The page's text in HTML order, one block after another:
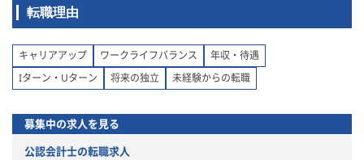
転職理由
キャリアアップ ワークライフバランス
年収・待遇
Iターン・Uターン
将来の独立 未経験からの転職
募集中の求人を見る
公認会計士の転職求人